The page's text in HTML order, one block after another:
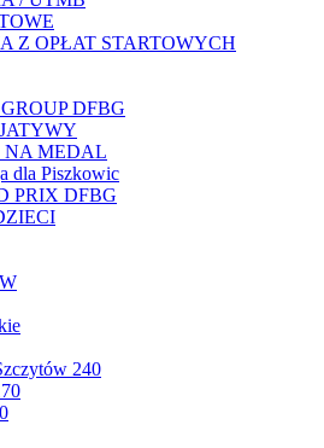
Z OPŁAT STARTOWYCH
DFBG
NA MEDAL
dla Piszkowic
PRIX DFBG
240